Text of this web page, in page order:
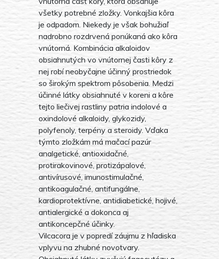
všetky potrebné zložky. Vonkajšia kôra
je odpadom. Niekedy je však bohužiaľ
nadrobno rozdrvená ponúkaná ako kôra
vnútorná. Kombinácia alkaloidov
obsiahnutých vo vnútornej časti kôry z
nej robí neobyčajne účinný prostriedok
so širokým spektrom pôsobenia. Medzi
účinné látky obsiahnuté v koreni a kôre
tejto liečivej rastliny patria indolové a
oxindolové alkaloidy, glykozidy,
polyfenoly, terpény a steroidy. Vďaka
týmto zložkám má mačací pazúr
analgetické, antioxidačné,
protirakovinové, protizápalové,
antivírusové, imunostimulačné,
antikoagulačné, antifungálne,
kardioprotektívne, antidiabetické, hojivé,
antialergické a dokonca aj
antikoncepčné účinky.
Vilcacora je v popredí záujmu z hľadiska
vplyvu na zhubné novotvary.